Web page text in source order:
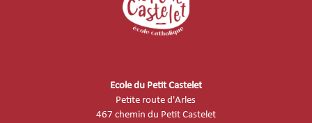
Ecole du Petit Castelet
Petite route d'Arles
467 chemin du Petit Castelet